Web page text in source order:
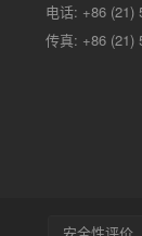
电话: +86 (21)
传真: +86 (21)